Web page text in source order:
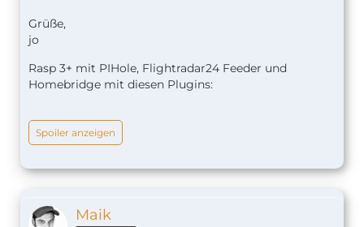
Grüße,
jo
Rasp 3+ mit PIHole, Flightradar24 Feeder und
Homebridge mit diesen Plugins:
Spoiler anzeigen
Maik